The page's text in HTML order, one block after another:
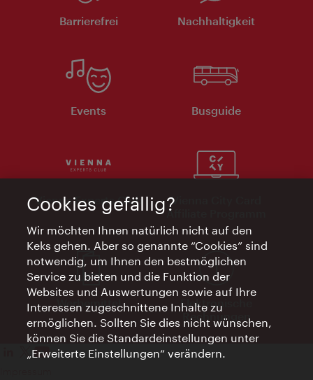
Barrierefrei Nachhaltigkeit
Events Busguide
Vienna Experts Club
Vienna City Card
Affiliate Programm
Werbemittel
Elektronische
Rechnungen
Cookies gefällig?
Wir möchten Ihnen natürlich nicht auf den
Keks gehen. Aber so genannte “Cookies” sind
notwendig, um Ihnen den bestmöglichen
Service zu bieten und die Funktion der
Websites und Auswertungen sowie auf Ihre
Interessen zugeschnittene Inhalte zu
ermöglichen. Sollten Sie dies nicht wünschen,
können Sie die Standardeinstellungen unter
„Erweiterte Einstellungen“ verändern.